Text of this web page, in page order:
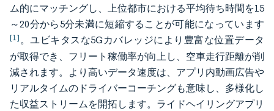
ム的にマッチングし、上位都市における平均待ち時間を15
～20分から5分未満に短縮することが可能になっています
[1]。ユビキタスな5Gカバレッジにより豊富な位置データ
が取得でき、フリート稼働率が向上し、空車走行距離が削
減されます。より高いデータ速度は、アプリ内動画広告や
リアルタイムのドライバーコーチングも意味し、多様化し
た収益ストリームを開拓します。ライドヘイリングアプリ